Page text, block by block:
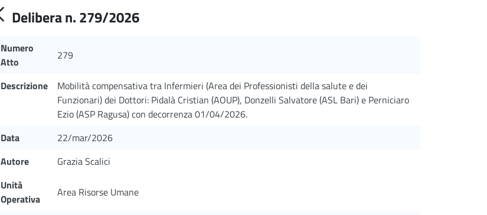
Delibera n. 279/2026
Numero
Atto
279
Descrizione
Mobilità compensativa tra Infermieri (Area dei Professionisti della salute e dei
Funzionari) dei Dottori: Pidalà Cristian (AOUP), Donzelli Salvatore (ASL Bari) e Perniciaro
Ezio (ASP Ragusa) con decorrenza 01/04/2026.
Data
22/mar/2026
Autore
Grazia Scalici
Unità
Operativa
Area Risorse Umane